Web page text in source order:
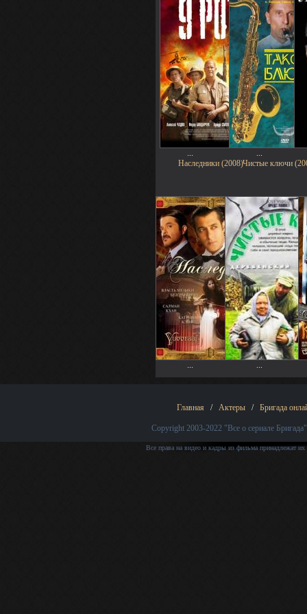
Наследники (2008)Чистые ключи
Главная / Актеры / Бригада
Copyright 2003-2022 "Все о сериале Бригада"
Все права на видео и кадры из фильма принадлежат